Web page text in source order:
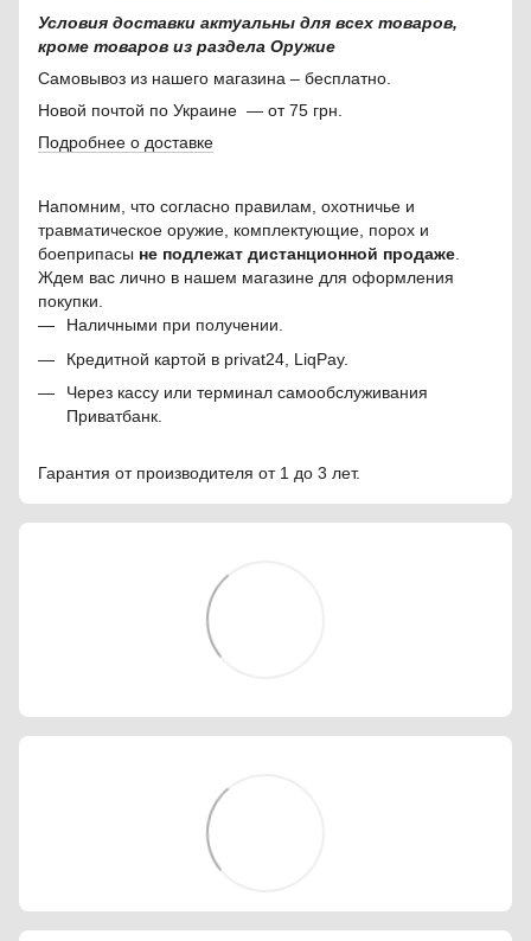
Условия доставки актуальны для всех товаров,
кроме товаров из раздела Оружие
Самовывоз из нашего магазина – бесплатно.
Новой почтой по Украине — от 75 грн.
Подробнее о доставке
Напомним, что согласно правилам, охотничье и
травматическое оружие, комплектующие, порох и
боеприпасы не подлежат дистанционной продаже.
Ждем вас лично в нашем магазине для оформления
покупки.
Наличными при получении.
Кредитной картой в privat24, LiqPay.
Через кассу или терминал самообслуживания
Приватбанк.
Гарантия от производителя от 1 до 3 лет.